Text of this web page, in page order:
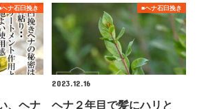
ヘナ石臼挽き
、ヘナ
■ヘナ石臼挽き
2023.12.16
ヘナ２年目で髪にハリと